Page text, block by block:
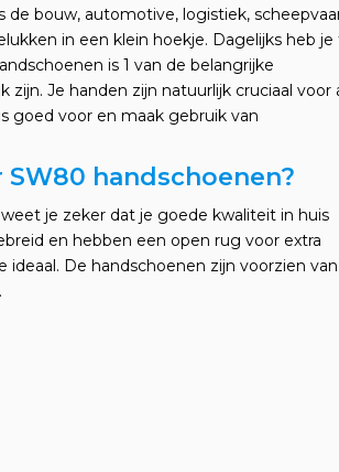
bouw, automotive, logistiek,
in een klein hoekje. Dagelijks heb je
is 1 van de belangrijke
Je handen zijn natuurlijk cruciaal voor
goed voor en maak gebruik van
handschoenen?
je zeker dat je goede kwaliteit in huis
en hebben een open rug voor extra
De handschoenen zijn voorzien van